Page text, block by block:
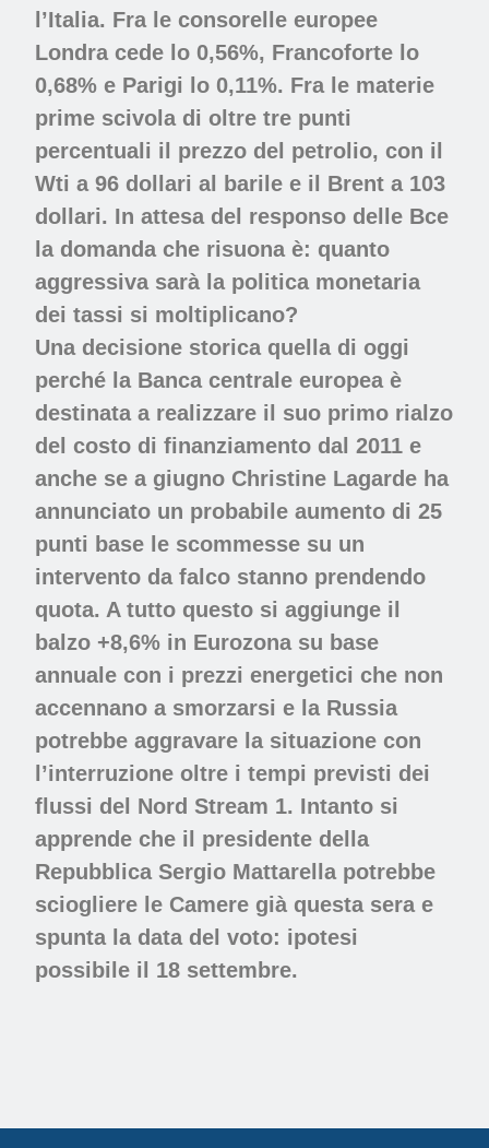
l’Italia. Fra le consorelle europee
Londra cede lo 0,56%, Francoforte lo
0,68% e Parigi lo 0,11%. Fra le materie
prime scivola di oltre tre punti
percentuali il prezzo del petrolio, con il
Wti a 96 dollari al barile e il Brent a 103
dollari. In attesa del responso delle Bce
la domanda che risuona è: quanto
aggressiva sarà la politica monetaria
dei tassi si moltiplicano?
Una decisione storica quella di oggi
perché la Banca centrale europeaè
destinata a realizzare il suo primo rialzo
del costo di finanziamento dal 2011 e
anche se a giugno Christine Lagarde ha
annunciato un probabile aumento di 25
punti base le scommesse su un
intervento da falco stanno prendendo
quota. A tutto questo si aggiunge il
balzo +8,6% in Eurozona su base
annuale con i prezzi energetici che non
accennano a smorzarsi e la Russia
potrebbe aggravare la situazione con
l’interruzione oltre i tempi previsti dei
flussi del Nord Stream 1. Intanto si
apprende che il presidente della
Repubblica Sergio Mattarella potrebbe
sciogliere le Camere già questa sera e
spunta la data del voto: ipotesi
possibile il 18 settembre.